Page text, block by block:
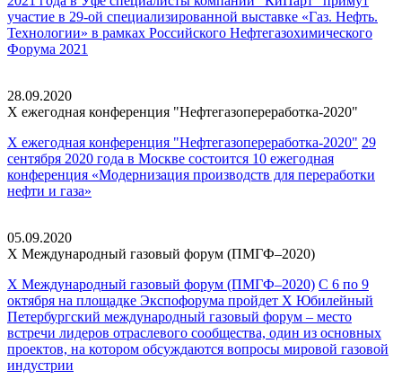
участие в 29-ой специализированной выставке «Газ. Нефть.
Технологии» в рамках Российского Нефтегазохимического
Форума 2021
28.09.2020
X ежегодная конференция "Нефтегазопереработка-2020"
X ежегодная конференция "Нефтегазопереработка-2020" 29
сентября 2020 года в Москве состоится 10 ежегодная
конференция «Модернизация производств для переработки
нефти и газа»
05.09.2020
X Международный газовый форум (ПМГФ–2020)
X Международный газовый форум (ПМГФ–2020) С 6 по 9
октября на площадке Экспофорума пройдет Х Юбилейный
Петербургский международный газовый форум – место
встречи лидеров отраслевого сообщества, один из основных
проектов, на котором обсуждаются вопросы мировой газовой
индустрии